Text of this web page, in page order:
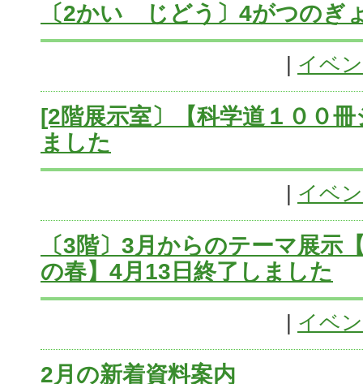
〔2かい じどう〕4がつのぎ
イベ
[2階展示室〕【科学道１００
ました
イベ
〔3階〕3月からのテーマ展示
の春】4月13日終了しました
イベ
2月の新着資料案内